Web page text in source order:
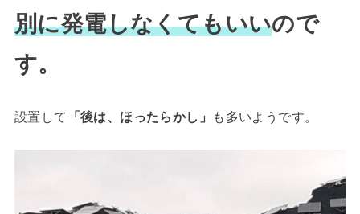
別に発電しなくてもいいので
す。
設置して 「後は、ほったらかし」 も多いようです。